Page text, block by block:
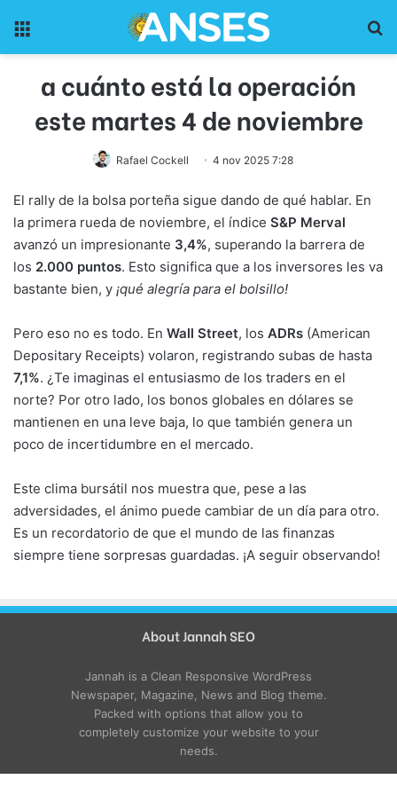
a cuánto está la operación
este martes 4 de noviembre
Rafael Cockell 4 nov 2025 7:28
El rally de la bolsa porteña sigue dando de qué hablar. En
la primera rueda de noviembre, el índice S&P Merval
avanzó un impresionante 3,4%, superando la barrera de
los 2.000 puntos. Esto significa que a los inversores les va
bastante bien, y ¡qué alegría para el bolsillo!
Pero eso no es todo. En Wall Street, los ADRs (American
Depositary Receipts) volaron, registrando subas de hasta
7,1%. ¿Te imaginas el entusiasmo de los traders en el
norte? Por otro lado, los bonos globales en dólares se
mantienen en una leve baja, lo que también genera un
poco de incertidumbre en el mercado.
Este clima bursátil nos muestra que, pese a las
adversidades, el ánimo puede cambiar de un día para otro.
Es un recordatorio de que el mundo de las finanzas
siempre tiene sorpresas guardadas. ¡A seguir observando!
About Jannah SEO
Jannah is a Clean Responsive WordPress
Newspaper, Magazine, News and Blog theme.
Packed with options that allow you to
completely customize your website to your
needs.